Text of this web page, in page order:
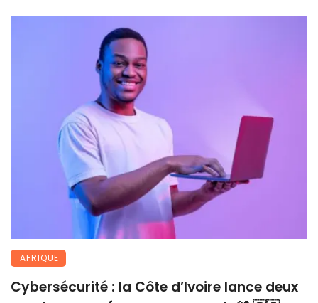
AFRIQUE
Cybersécurité : la Côte d’Ivoire lance deux